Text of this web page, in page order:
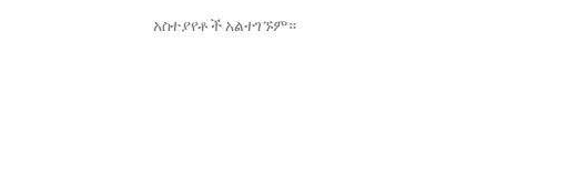
አስተያየቶች አልተገኙም።